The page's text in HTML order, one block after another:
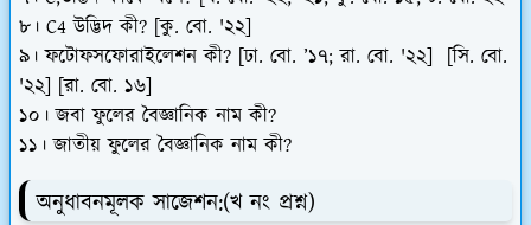
৮। C4 উদ্ভিদ কী? [কু. বো. '২২]
৯। ফটোফসফোরাইলেশন কী? [ঢা. বো. ’১৭; রা. বো. '২২] [সি. বো.
'২২] [রা. বো. ১৬]
১০। জবা ফুলের বৈজ্ঞানিক নাম কী?
১১। জাতীয় ফুলের বৈজ্ঞানিক নাম কী?
অনুধাবনমূলক সাজেশন:(খ নং প্রশ্ন)